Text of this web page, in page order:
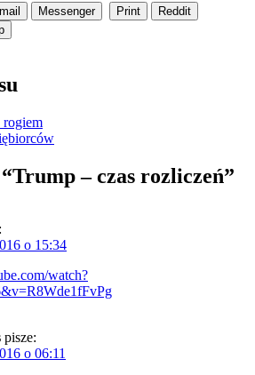
Messenger Print
Reddit
rogiem
Trump – czas rozliczeń”
o 15:34
watch?
pisze:
o 06:11